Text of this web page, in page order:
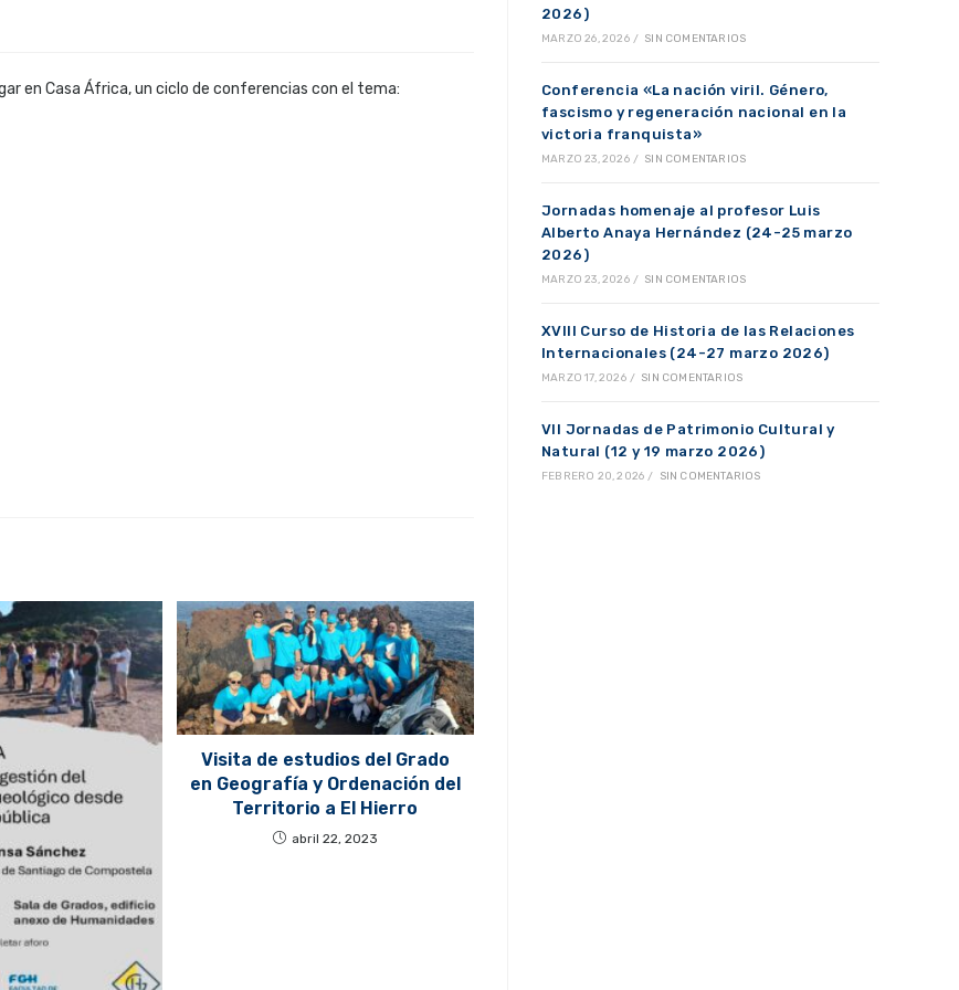
en Casa África, un ciclo de conferencias con el tema:
Visita de estudios del Grado
en Geografía y Ordenación del
Territorio a El Hierro
abril 22, 2023
2026)
MARZO 26, 2026 / SIN COMENTARIOS
Conferencia «La nación viril. Género,
fascismo y regeneración nacional en la
victoria franquista»
MARZO 23, 2026 / SIN COMENTARIOS
Jornadas homenaje al profesor Luis
Alberto Anaya Hernández (24-25 marzo
2026)
MARZO 23, 2026 / SIN COMENTARIOS
XVIII Curso de Historia de las Relaciones
Internacionales (24-27 marzo 2026)
MARZO 17, 2026 / SIN COMENTARIOS
VII Jornadas de Patrimonio Cultural y
Natural (12 y 19 marzo 2026)
FEBRERO 20, 2026 / SIN COMENTARIOS